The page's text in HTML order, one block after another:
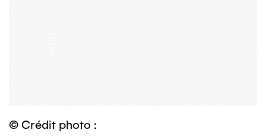
© Crédit photo :